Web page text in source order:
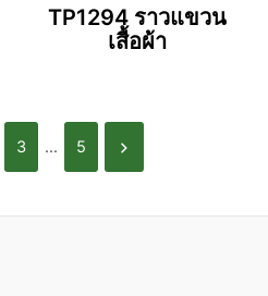
TP1294 ราวแขวน
เสื้อผ้า
3 ... 5